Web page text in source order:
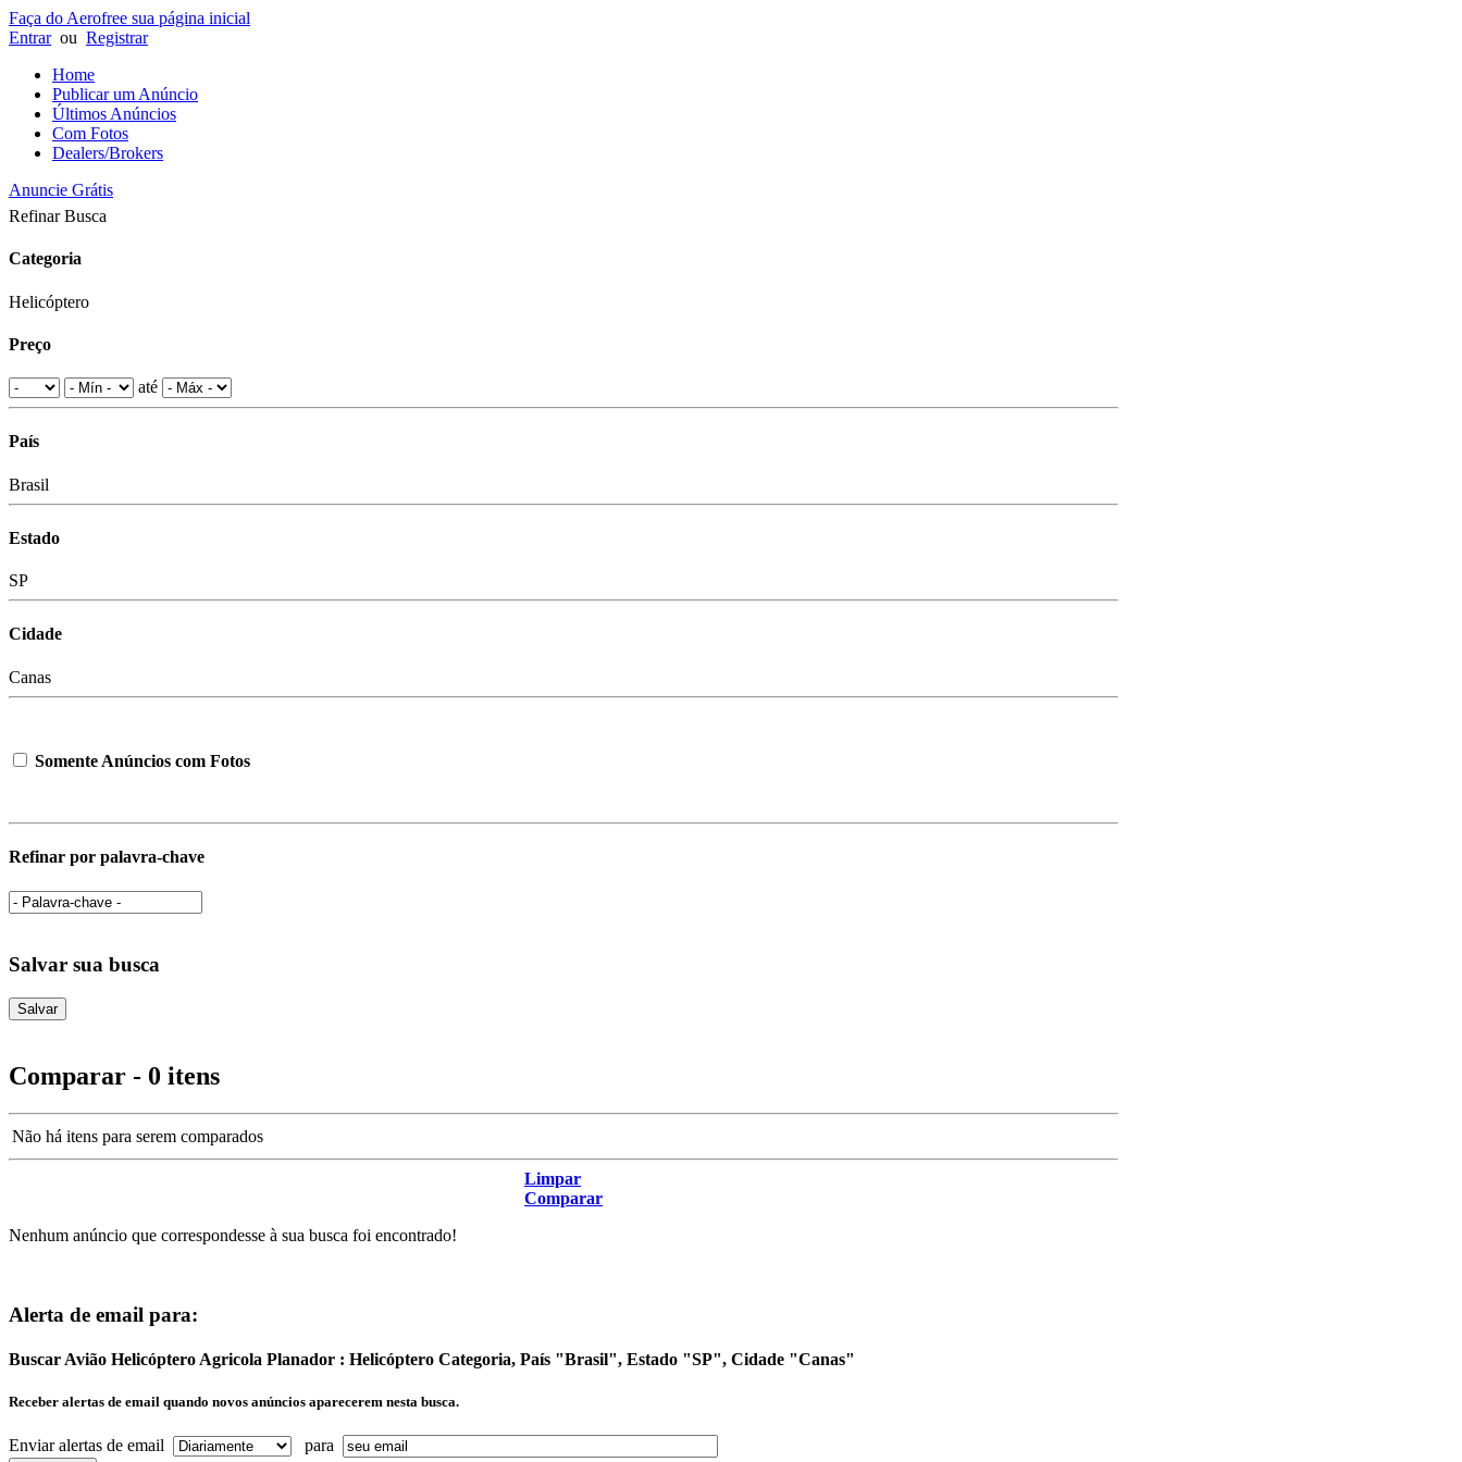
Faça do Aerofree sua página inicial
Entrarou Registrar
Home
Publicar um Anúncio
Últimos Anúncios
Com Fotos
Dealers/Brokers
Anuncie Grátis
Refinar Busca
Categoria
Helicóptero
Preço
até
País
Brasil
Estado
SP
Cidade
Canas
Somente Anúncios com Fotos
Refinar por palavra-chave
Salvar sua busca
Comparar - 0 itens
Não há itens para serem comparados
Limpar
Comparar
Nenhum anúncio que correspondesse à sua busca foi encontrado!
Alerta de email para:
Buscar Avião Helicóptero Agricola Planador : Helicóptero Categoria, País "Brasil", Estado "SP", Cidade "Canas"
Receber alertas de email quando novos anúncios aparecerem nesta busca.
Enviar alertas de email para